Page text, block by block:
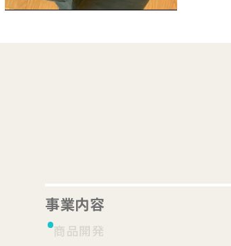
事業内容
商品開発